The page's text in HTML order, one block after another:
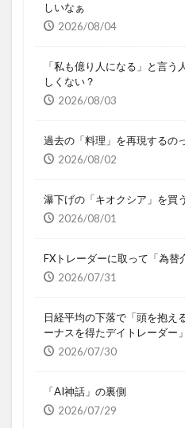
しいなぁ
2026/08/04
「私も億り人になる」と言
しくない？
2026/08/03
過去の「料理」を再現するの
2026/08/02
瀑下げの「キオクシア」を買
2026/08/01
FXトレーダーに取って「為替
2026/07/31
日経平均の下落で「頭を抱え
ーナスを得たデイトレーダー
2026/07/30
「AI神話」の裏側
2026/07/29